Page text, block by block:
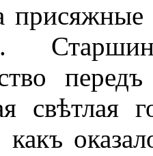
свѣтлая